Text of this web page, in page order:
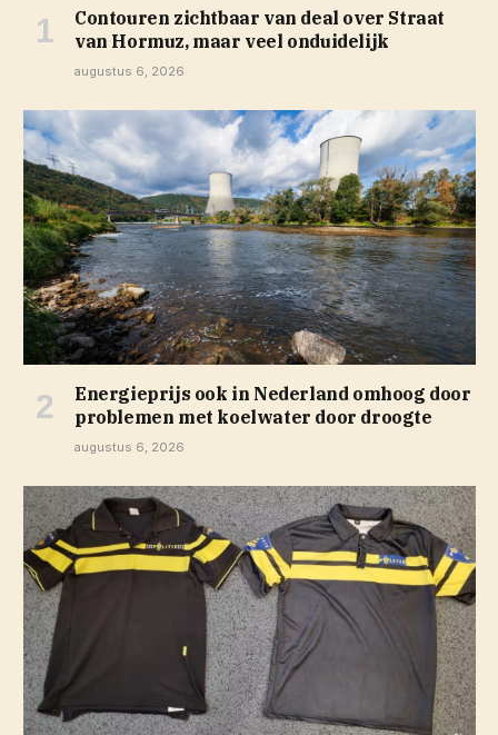
Contouren zichtbaar van deal over Straat
van Hormuz, maar veel onduidelijk
augustus 6, 2026
Energieprijs ook in Nederland omhoog door
problemen met koelwater door droogte
augustus 6, 2026